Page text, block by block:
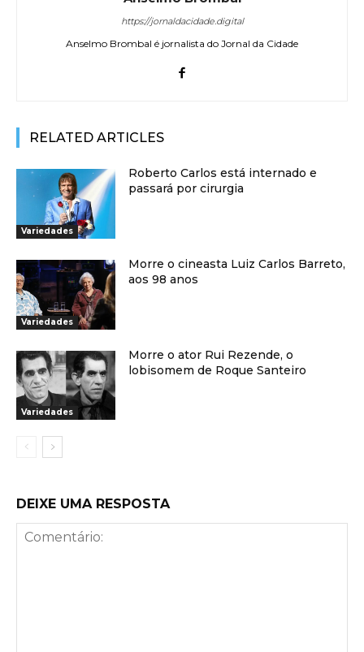
https://jornaldacidade.digital
Anselmo Brombal é jornalista do Jornal da Cidade
RELATED ARTICLES
Variedades
Roberto Carlos está internado e
passará por cirurgia
Variedades
Morre o cineasta Luiz Carlos Barreto,
aos 98 anos
Variedades
Morre o ator Rui Rezende, o
lobisomem de Roque Santeiro
DEIXE UMA RESPOSTA